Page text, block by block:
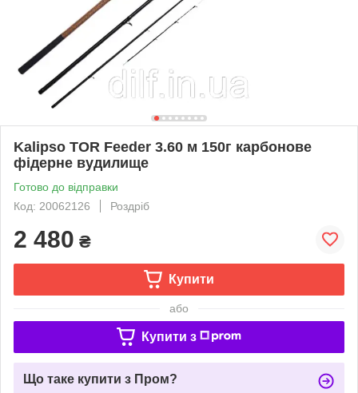
Kalipso TOR Feeder 3.60 м 150г карбонове
фідерне вудилище
Готово до відправки
Код: 20062126
Роздріб
2 480 ₴
Купити
або
Купити з
Що таке купити з Пром?